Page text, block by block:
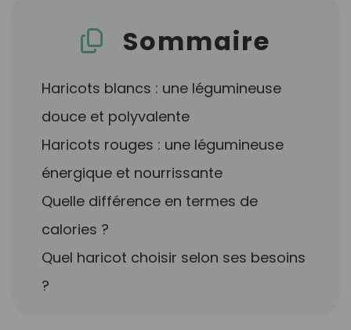
Sommaire
Haricots blancs : une légumineuse
douce et polyvalente
Haricots rouges : une légumineuse
énergique et nourrissante
Quelle différence en termes de
calories ?
Quel haricot choisir selon ses besoins
?